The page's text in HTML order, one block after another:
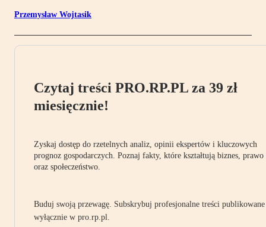
Przemysław Wojtasik
Czytaj treści PRO.RP.PL za 39 zł
miesięcznie!
Zyskaj dostęp do rzetelnych analiz, opinii ekspertów i kluczowych
prognoz gospodarczych. Poznaj fakty, które kształtują biznes, prawo
oraz społeczeństwo.
Buduj swoją przewagę. Subskrybuj profesjonalne treści publikowane
wyłącznie w pro.rp.pl.